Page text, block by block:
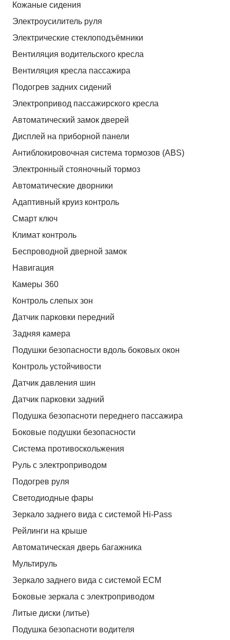
Кожаные сидения
Электроусилитель руля
Электрические стеклоподъёмники
Вентиляция водительского кресла
Вентиляция кресла пассажира
Подогрев задних сидений
Электропривод пассажирского кресла
Автоматический замок дверей
Дисплей на приборной панели
Антиблокировочная система тормозов (ABS)
Электронный стояночный тормоз
Автоматические дворники
Адаптивный круиз контроль
Смарт ключ
Климат контроль
Беспроводной дверной замок
Навигация
Камеры 360
Контроль слепых зон
Датчик парковки передний
Задняя камера
Подушки безопасности вдоль боковых окон
Контроль устойчивости
Датчик давления шин
Датчик парковки задний
Подушка безопасноти переднего пассажира
Боковые подушки безопасности
Система противоскольжения
Руль с электроприводом
Подогрев руля
Светодиодные фары
Зеркало заднего вида с системой Hi-Pass
Рейлинги на крыше
Автоматическая дверь багажника
Мультируль
Зеркало заднего вида с системой ЕСМ
Боковые зеркала с электроприводом
Литые диски (литье)
Подушка безопасноти водителя